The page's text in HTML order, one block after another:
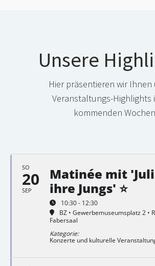
Unsere
Hier präsentieren wir Ihnen
Veranstaltungs-Highlights
kommenden Wochen
SO
20
SEP
Matinée mit
ihre Jungs' ⭐
10:30 - 12:30
BZ • Gewerbemuseumsplatz 2 •
Fabersaal
Kategorie:
Konzerte und kulturelle